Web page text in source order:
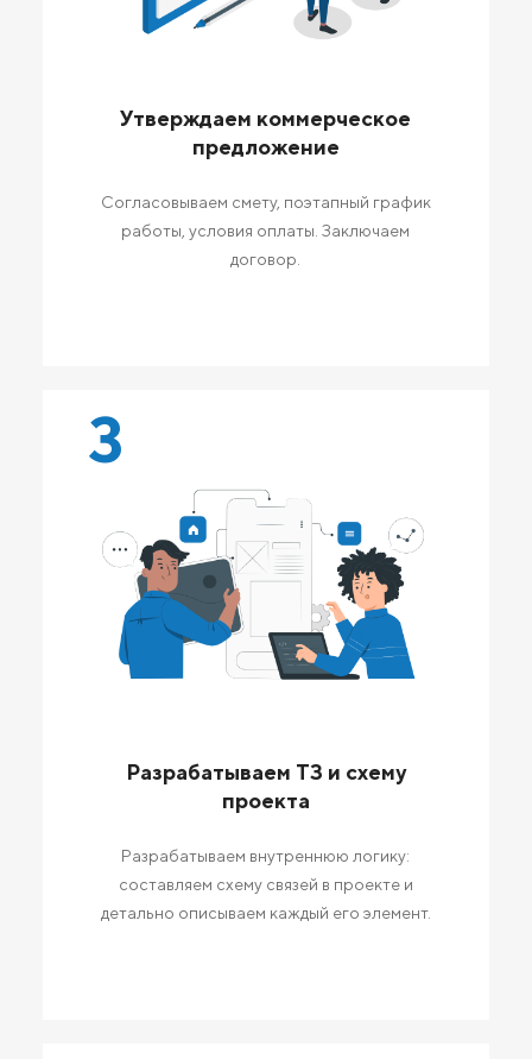
Утверждаем коммерческое
предложение
Согласовываем смету, поэтапный график
работы, условия оплаты. Заключаем
договор.
3
Разрабатываем ТЗ и схему
проекта
Разрабатываем внутреннюю логику:
составляем схему связей в проекте и
детально описываем каждый его элемент.